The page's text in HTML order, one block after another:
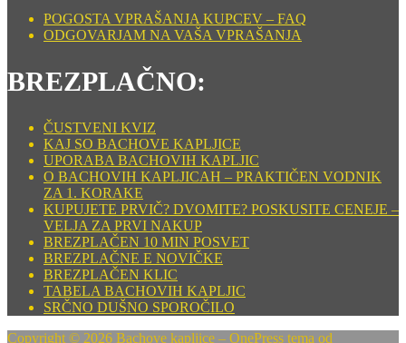
POGOSTA VPRAŠANJA KUPCEV – FAQ
ODGOVARJAM NA VAŠA VPRAŠANJA
BREZPLAČNO:
ČUSTVENI KVIZ
KAJ SO BACHOVE KAPLJICE
UPORABA BACHOVIH KAPLJIC
O BACHOVIH KAPLJICAH – PRAKTIČEN VODNIK
ZA 1. KORAKE
KUPUJETE PRVIČ? DVOMITE? POSKUSITE CENEJE –
VELJA ZA PRVI NAKUP
BREZPLAČEN 10 MIN POSVET
BREZPLAČNE E NOVIČKE
BREZPLAČEN KLIC
TABELA BACHOVIH KAPLJIC
SRČNO DUŠNO SPOROČILO
Copyright © 2026 Bachove kapljice – OnePress tema od